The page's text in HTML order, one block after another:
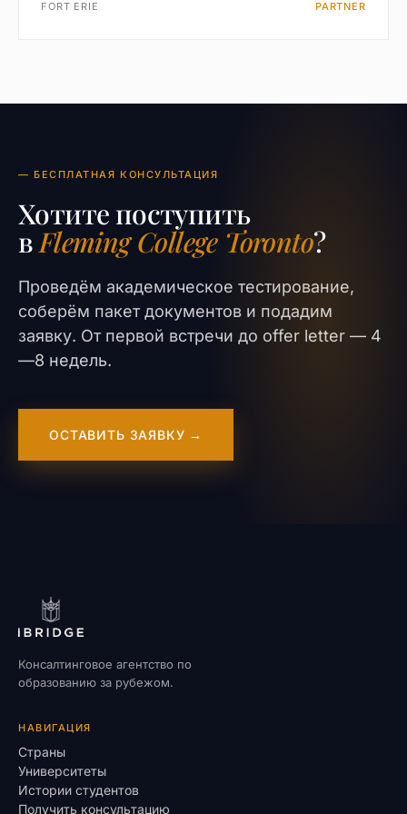
FORT ERIE PARTNER
— БЕСПЛАТНАЯ КОНСУЛЬТАЦИЯ
Хотите поступить
вFleming College Toronto?
Проведём академическое тестирование,
соберём пакет документов и подадим
заявку. От первой встречи до offer letter — 4
—8 недель.
ОСТАВИТЬ ЗАЯВКУ →
Консалтинговое агентство по
образованию за рубежом.
НАВИГАЦИЯ
Страны
Университеты
Истории студентов
Получить консультацию